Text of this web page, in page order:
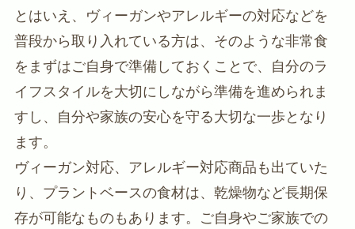
とはいえ、ヴィーガンやアレルギーの対応などを
普段から取り入れている方は、そのような非常食
をまずはご自身で準備しておくことで、自分のラ
イフスタイルを大切にしながら準備を進められま
すし、自分や家族の安心を守る大切な一歩となり
ます。
ヴィーガン対応、アレルギー対応商品も出ていた
り、プラントベースの食材は、乾燥物など長期保
存が可能なものもあります。ご自身やご家族での